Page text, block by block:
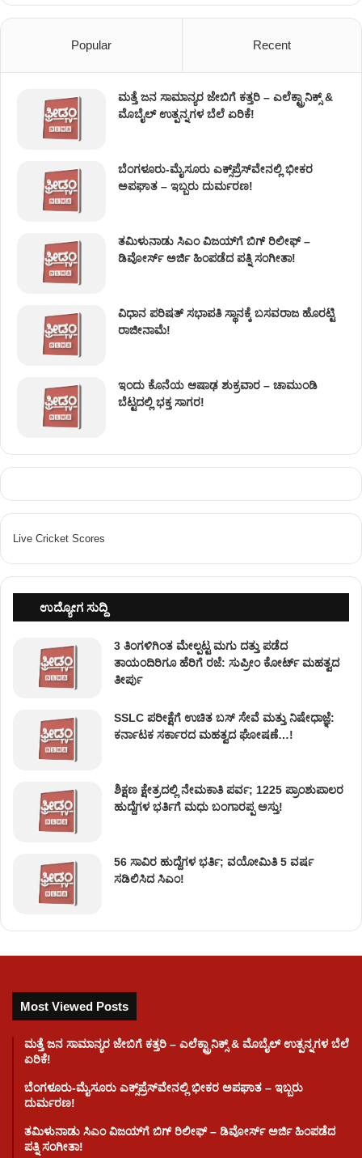
Popular Recent
ಮತ್ತೆ ಜನ ಸಾಮಾನ್ಯರ ಜೇಬಿಗೆ ಕತ್ತರಿ – ಎಲೆಕ್ಟ್ರಾನಿಕ್ಸ್ &
ಮೊಬೈಲ್ ಉತ್ಪನ್ನಗಳ ಬೆಲೆ ಏರಿಕೆ!
ಬೆಂಗಳೂರು-ಮೈಸೂರು ಎಕ್ಸ್‌ಪ್ರೆಸ್‌ವೇನಲ್ಲಿ ಭೀಕರ
ಅಪಘಾತ – ಇಬ್ಬರು ದುರ್ಮರಣ!
ತಮಿಳುನಾಡು ಸಿಎಂ ವಿಜಯ್‌ಗೆ ಬಿಗ್ ರಿಲೀಫ್ –
ಡಿವೋರ್ಸ್ ಅರ್ಜಿ ಹಿಂಪಡೆದ ಪತ್ನಿ ಸಂಗೀತಾ!
ವಿಧಾನ ಪರಿಷತ್ ಸಭಾಪತಿ ಸ್ಥಾನಕ್ಕೆ ಬಸವರಾಜ ಹೊರಟ್ಟಿ
ರಾಜೀನಾಮೆ!
ಇಂದು ಕೊನೆಯ ಆಷಾಢ ಶುಕ್ರವಾರ – ಚಾಮುಂಡಿ
ಬೆಟ್ಟದಲ್ಲಿ ಭಕ್ತ ಸಾಗರ!
Live Cricket Scores
ಉದ್ಯೋಗ ಸುದ್ದಿ
3 ತಿಂಗಳಿಗಿಂತ ಮೇಲ್ಪಟ್ಟ ಮಗು ದತ್ತು ಪಡೆದ
ತಾಯಂದಿರಿಗೂ ಹೆರಿಗೆ ರಜೆ: ಸುಪ್ರೀಂ ಕೋರ್ಟ್ ಮಹತ್ವದ
ತೀರ್ಪು
SSLC ಪರೀಕ್ಷೆಗೆ ಉಚಿತ ಬಸ್ ಸೇವೆ ಮತ್ತು ನಿಷೇಧಾಜ್ಞೆ:
ಕರ್ನಾಟಕ ಸರ್ಕಾರದ ಮಹತ್ವದ ಘೋಷಣೆ…!
ಶಿಕ್ಷಣ ಕ್ಷೇತ್ರದಲ್ಲಿ ನೇಮಕಾತಿ ಪರ್ವ; 1225 ಪ್ರಾಂಶುಪಾಲರ
ಹುದ್ದೆಗಳ ಭರ್ತಿಗೆ ಮಧು ಬಂಗಾರಪ್ಪ ಅಸ್ತು!
56 ಸಾವಿರ ಹುದ್ದೆಗಳ ಭರ್ತಿ; ವಯೋಮಿತಿ 5 ವರ್ಷ
ಸಡಿಲಿಸಿದ ಸಿಎಂ!
Most Viewed Posts
ಮತ್ತೆ ಜನ ಸಾಮಾನ್ಯರ ಜೇಬಿಗೆ ಕತ್ತರಿ – ಎಲೆಕ್ಟ್ರಾನಿಕ್ಸ್ & ಮೊಬೈಲ್ ಉತ್ಪನ್ನಗಳ ಬೆಲೆ
ಏರಿಕೆ!
ಬೆಂಗಳೂರು-ಮೈಸೂರು ಎಕ್ಸ್‌ಪ್ರೆಸ್‌ವೇನಲ್ಲಿ ಭೀಕರ ಅಪಘಾತ – ಇಬ್ಬರು
ದುರ್ಮರಣ!
ತಮಿಳುನಾಡು ಸಿಎಂ ವಿಜಯ್‌ಗೆ ಬಿಗ್ ರಿಲೀಫ್ – ಡಿವೋರ್ಸ್ ಅರ್ಜಿ ಹಿಂಪಡೆದ
ಪತ್ನಿ ಸಂಗೀತಾ!